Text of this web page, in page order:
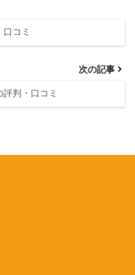
コミ
次の記事
判・口コミ